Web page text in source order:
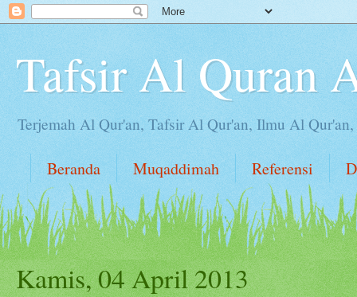
Tafsir Al Quran
Terjemah Al Qur'an, Tafsir Al Qur'an, Ilmu Al
Beranda Muqaddimah Referensi
Kamis, 04 April 2013